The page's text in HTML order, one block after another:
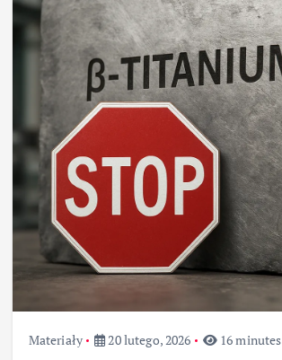
Materiały 20 lutego, 2026 16 minutes